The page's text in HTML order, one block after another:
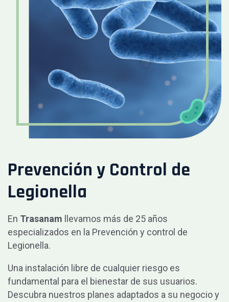
Prevención y Control de
Legionella
En Trasanam llevamos más de 25 años
especializados en la Prevención y control de
Legionella.
Una instalación libre de cualquier riesgo es
fundamental para el bienestar de sus usuarios.
Descubra nuestros planes adaptados a su negocio y